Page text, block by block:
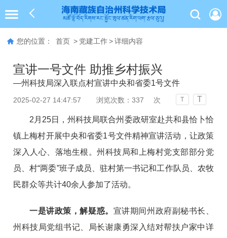
您的位置： 首页 > 党建工作 > 详细内容
宣讲一号文件 助推乡村振兴
—州科技局深入联点村宣讲中央和省委1号文件
2025-02-27 14:47:57 浏览次数：337 次 T T
2月25日，州科技局联合州委政研室赴共和县恰卜恰
镇 上梅村开展中央和省委1号文件精神宣讲活动，让政策
深入人心、落地生根。州科技局和 上梅村党支部部分党
员、村“两委”班子成员、驻村第一书记和工作队员、农牧
民群众等共计40余人参加了活动。
一是讲政策，解疑惑。 宣讲期间州政府副秘书长、
州科技局党组书记、局长谢康勇深入结对帮扶户家中详